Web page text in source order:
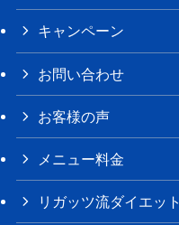
キャンペーン
お問い合わせ
お客様の声
メニュー料金
リガッツ流ダイエット